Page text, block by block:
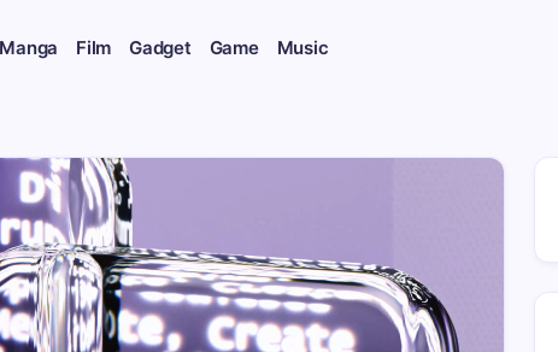
Film Gadget Game Music